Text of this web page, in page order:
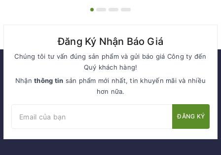
Đăng Ký Nhận Báo Giá
Chúng tôi tư vấn đúng sản phẩm và gửi báo giá Công ty đến
Quý khách hàng!
Nhậnthông tin sản phẩm mới nhất, tin khuyến mãi và nhiều
hơn nữa.
ĐĂNG KÝ